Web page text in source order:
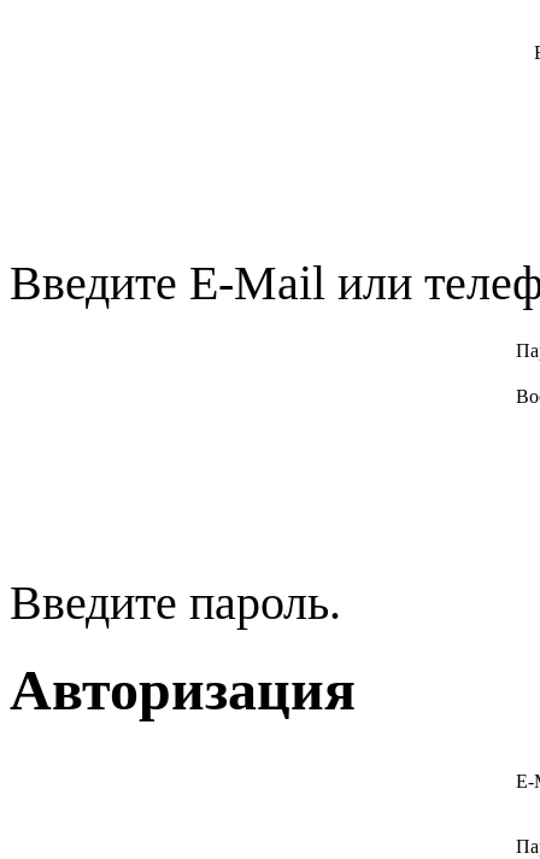
Введите E-Mail или
Введите пароль.
Авторизация
E-